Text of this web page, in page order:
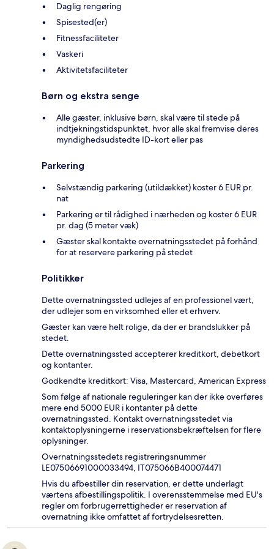
Daglig rengøring
Spisested(er)
Fitnessfaciliteter
Vaskeri
Aktivitetsfaciliteter
Børn og ekstra senge
Alle gæster, inklusive børn, skal være til stede på
indtjekningstidspunktet, hvor alle skal fremvise deres
myndighedsudstedte ID-kort eller pas
Parkering
Selvstændig parkering (utildækket) koster 6 EUR pr.
nat
Parkering er til rådighed i nærheden og koster 6 EUR
pr. dag (5 meter væk)
Gæster skal kontakte overnatningsstedet på forhånd
for at reservere parkering på stedet
Politikker
Dette overnatningssted udlejes af en professionel vært,
der udlejer som en virksomhed eller et erhverv.
Gæster kan være helt rolige, da der er brandslukker på
stedet.
Dette overnatningssted accepterer kreditkort, debetkort
og kontanter.
Godkendte kreditkort: Visa, Mastercard, American Express
Som følge af nationale reguleringer kan der ikke overføres
mere end 5000 EUR i kontanter på dette
overnatningssted. Kontakt overnatningsstedet via
kontaktoplysningerne i reservationsbekræftelsen for flere
oplysninger.
Overnatningsstedets registreringsnummer
LE07506691000033494, IT075066B400074471
Hvis du afbestiller din reservation, er dette underlagt
værtens afbestillingspolitik. I overensstemmelse med EU's
regler om forbrugerrettigheder er reservation af
overnatning ikke omfattet af fortrydelsesretten.